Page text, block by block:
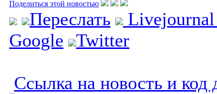
Поделиться этой новостью
Переслать
Google
Twitter
Ссылка на новость и код